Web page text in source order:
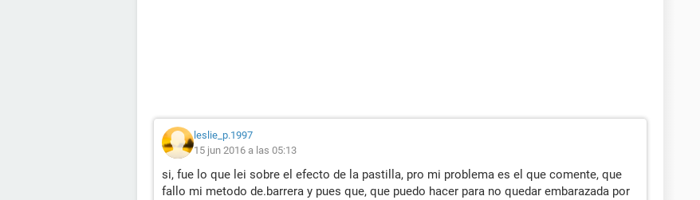
leslie_p.1997
15 jun 2016 a las 05:13
si, fue lo que lei sobre el efecto de la pastilla, pro mi problema es el que comente, que
fallo mi metodo de.barrera y pues que, que puedo hacer para no quedar embarazada por